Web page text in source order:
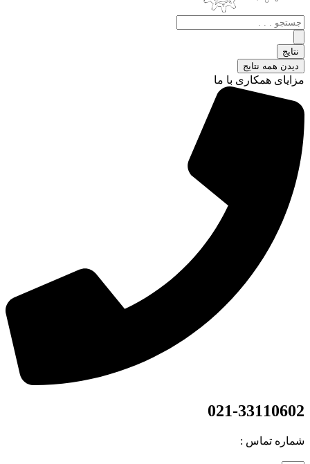
جستجو
.
.
.
نتایج
دیدن همه نتایج
مزایای همکاری با ما
021-33110602
شماره تماس :